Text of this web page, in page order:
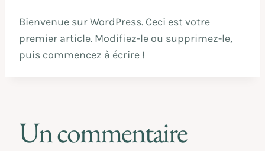
Bienvenue sur WordPress. Ceci est votre
premier article. Modifiez-le ou supprimez-le,
puis commencez à écrire !
Un commentaire